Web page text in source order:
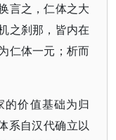
言之，仁体之大
之刹那，皆内在
仁体一元；析而
的价值基础为归
系自汉代确立以